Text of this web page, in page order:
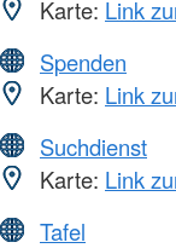
Karte: Link
Spenden
Karte: Link
Suchdienst
Karte: Link
Tafel